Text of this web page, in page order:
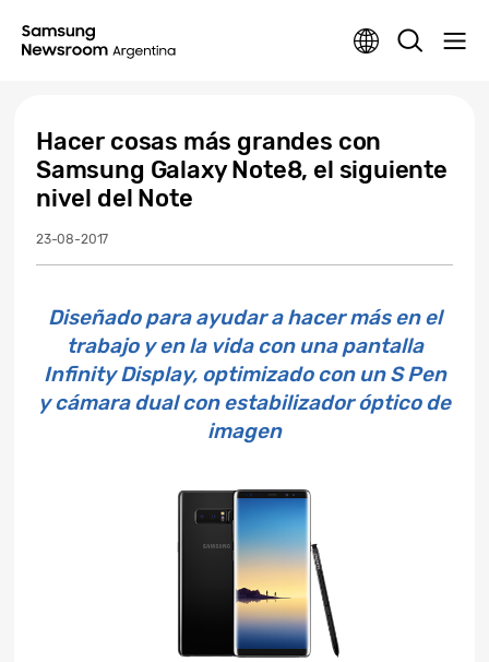
Hacer cosas más grandes con
Samsung Galaxy Note8, el siguiente
nivel del Note
23-08-2017
Diseñado para ayudar a hacer más en el
trabajo y en la vida con una pantalla
Infinity Display, optimizado con un S Pen
y cámara dual con estabilizador óptico de
imagen